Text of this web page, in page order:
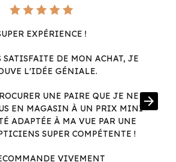
EXPÉRIENCE !
SATISFAITE DE MON ACHAT, JE
L'IDÉE GÉNIALE.
UNE PAIRE QUE JE NE
EN MAGASIN À UN PRIX MINI
ADAPTÉE À MA VUE PAR UNE
SUPER COMPÉTENTE !
VIVEMENT
arrow_forward